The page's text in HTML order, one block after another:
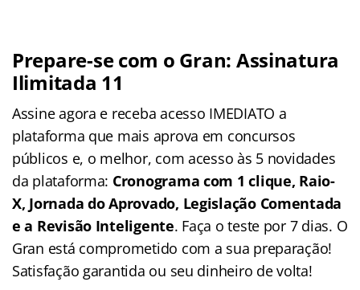
Prepare-se com o Gran: Assinatura
Ilimitada 11
Assine agora e receba acesso IMEDIATO a
plataforma que mais aprova em concursos
públicos e, o melhor, com acesso às 5 novidades
da plataforma: Cronograma com 1 clique, Raio-
X, Jornada do Aprovado, Legislação Comentada
e a Revisão Inteligente. Faça o teste por 7 dias. O
Gran está comprometido com a sua preparação!
Satisfação garantida ou seu dinheiro de volta!